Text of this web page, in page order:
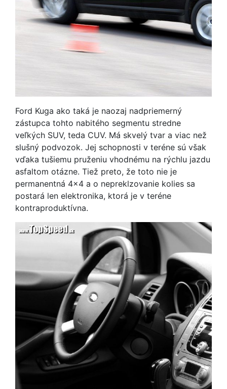
Ford Kuga ako taká je naozaj nadpriemerný
zástupca tohto nabitého segmentu stredne
veľkých SUV, teda CUV. Má skvelý tvar a viac než
slušný podvozok. Jej schopnosti v teréne sú však
vďaka tušiemu pruženiu vhodnému na rýchlu jazdu
asfaltom otázne. Tiež preto, že toto nie je
permanentná 4x4 a o nepreklzovanie kolies sa
postará len elektronika, ktorá je v teréne
kontraproduktívna.